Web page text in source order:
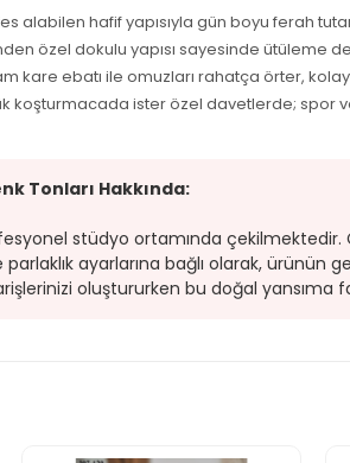
alabilen hafif yapısıyla gün boyu ferah
özel dokulu yapısı sayesinde ütüleme
kare ebatı ile omuzları rahatça örter,
koşturmacada ister özel davetlerde; spor
Tonları Hakkında:
stüdyo ortamında çekilmektedir.
ayarlarına bağlı olarak, ürünün
oluştururken bu doğal yansıma